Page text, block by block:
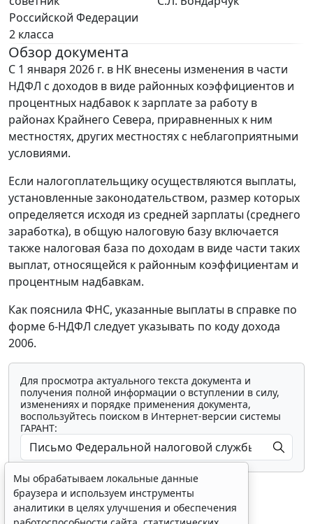
Российской Федерации
2 класса
Обзор документа
С 1 января 2026 г. в НК внесены изменения в части
НДФЛ с доходов в виде районных коэффициентов и
процентных надбавок к зарплате за работу в
районах Крайнего Севера, приравненных к ним
местностях, других местностях с неблагоприятными
условиями.
Если налогоплательщику осуществляются выплаты,
установленные законодательством, размер которых
определяется исходя из средней зарплаты (среднего
заработка), в общую налоговую базу включается
также налоговая база по доходам в виде части таких
выплат, относящейся к районным коэффициентам и
процентным надбавкам.
Как пояснила ФНС, указанные выплаты в справке по
форме 6-НДФЛ следует указывать по коду дохода
2006.
Для просмотра актуального текста документа и
получения полной информации о вступлении в силу,
изменениях и порядке применения документа,
воспользуйтесь поиском в Интернет-версии системы
ГАРАНТ:
Мы обрабатываем локальные данные
браузера и используем инструменты
аналитики в целях улучшения и обеспечения